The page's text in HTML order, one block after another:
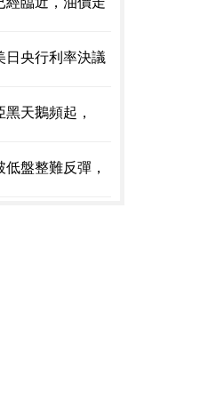
現貨原油、天
日央行利率決議
作應做好這些
天鵝頻起，
開后怎么走
盤整難反彈，